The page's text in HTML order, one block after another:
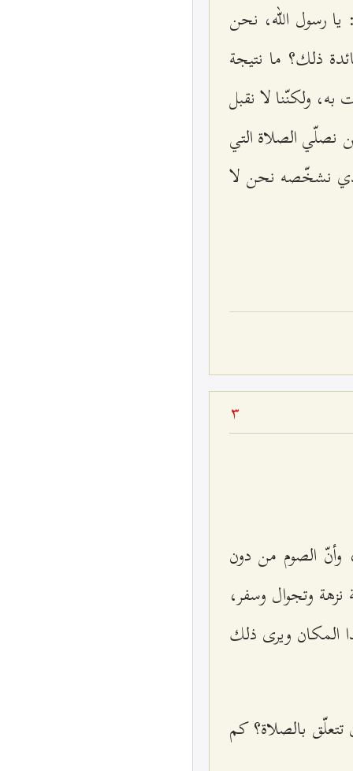
رسول الله، نحن
ذلك؟ ما نتيجة
ولكنّنا لا نقبل
نصلّي الصلاة التي
نشخّصه نحن لا
3
وأنّ الصوم من دون
وتجوال وسفر،
المكان ويرى ذلك
تتعلّق بالصلاة؟ كم